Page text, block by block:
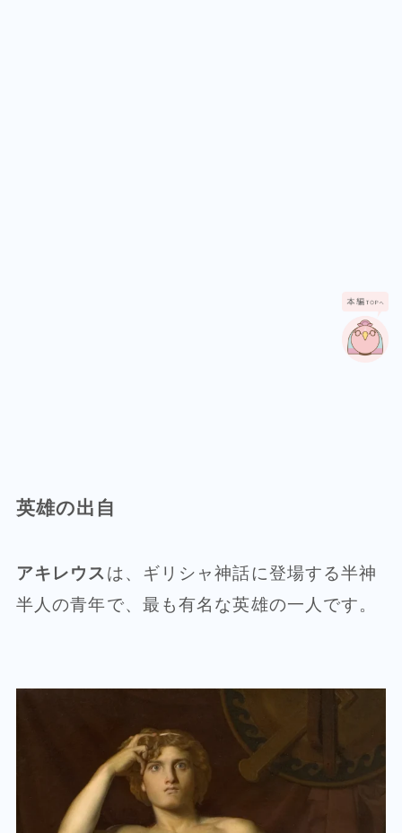
英雄の出自
アキレウス は、ギリシャ神話に登場する半神
半人の青年で、最も有名な英雄の一人です。